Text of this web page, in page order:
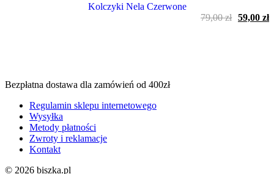
Kolczyki Nela Czerwone
79,00zł 59,00 zł
Bezpłatna dostawa dla zamówień od 400zł
Regulamin sklepu internetowego
Wysyłka
Metody płatności
Zwroty i reklamacje
Kontakt
© 2026 biszka.pl